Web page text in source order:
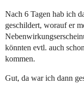
Nach 6 Tagen hab ich
geschildert, worauf er
könnten evtl. auch
kommen.
Gut, da war ich dann